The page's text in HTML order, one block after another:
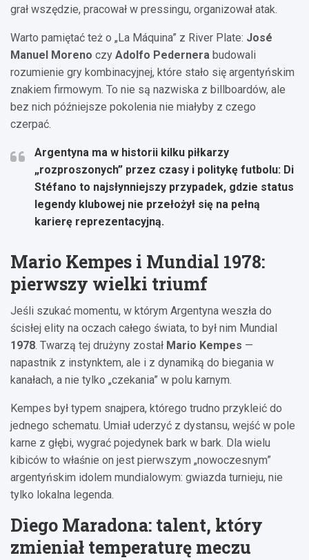
grał wszędzie, pracował w pressingu, organizował atak.
Warto pamiętać też o „La Máquina” z River Plate: José
Manuel Moreno czy Adolfo Pedernera budowali
rozumienie gry kombinacyjnej, które stało się argentyńskim
znakiem firmowym. To nie są nazwiska z billboardów, ale
bez nich późniejsze pokolenia nie miałyby z czego
czerpać.
Argentyna ma w historii kilku piłkarzy
„rozproszonych” przez czasy i politykę futbolu: Di
Stéfano to najsłynniejszy przypadek, gdzie status
legendy klubowej nie przełożył się na pełną
karierę reprezentacyjną.
Mario Kempes i Mundial 1978:
pierwszy wielki triumf
Jeśli szukać momentu, w którym Argentyna weszła do
ścisłej elity na oczach całego świata, to był nim Mundial
1978. Twarzą tej drużyny został Mario Kempes —
napastnik z instynktem, ale i z dynamiką do biegania w
kanałach, a nie tylko „czekania” w polu karnym.
Kempes był typem snajpera, którego trudno przykleić do
jednego schematu. Umiał uderzyć z dystansu, wejść w pole
karne z głębi, wygrać pojedynek bark w bark. Dla wielu
kibiców to właśnie on jest pierwszym „nowoczesnym”
argentyńskim idolem mundialowym: gwiazda turnieju, nie
tylko lokalna legenda.
Diego Maradona: talent, który
zmieniał temperaturę meczu